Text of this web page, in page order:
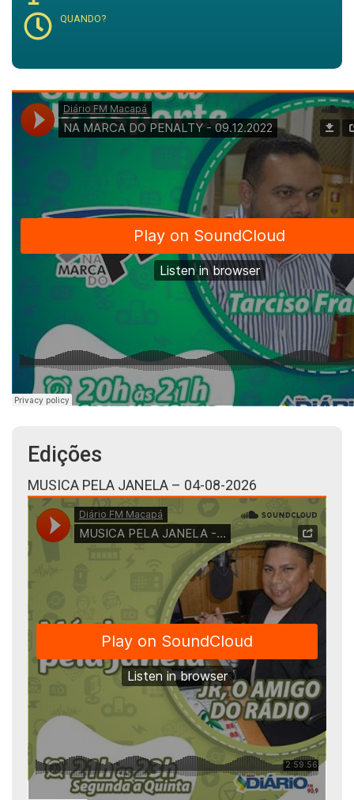
QUANDO?
Edições
MUSICA PELA JANELA – 04-08-2026